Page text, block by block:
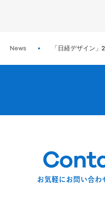
News 「日経デザイン
お気軽にお問い合わ